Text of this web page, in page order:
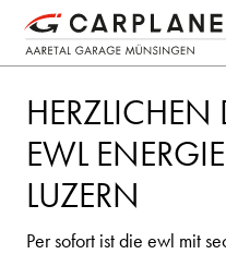
EWL
LUZERN
Per sofort ist die ewl mit